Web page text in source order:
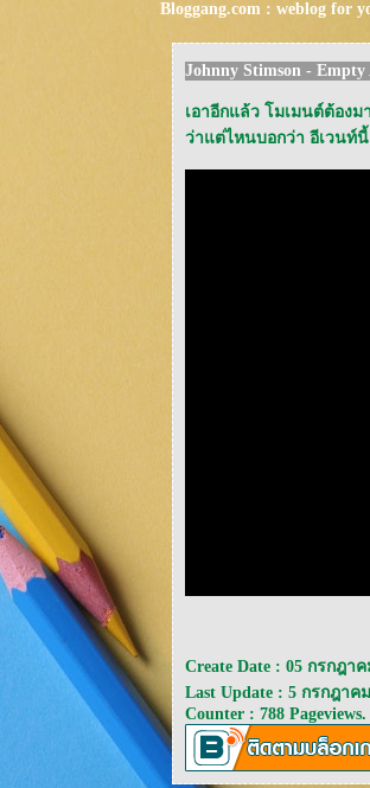
Bloggang.com : weblog for
Johnny Stimson -
เอาอีกแล้ว โมเมนต์ต้องม
ว่าแต่ไหนบอกว่า อีเวนท์นี้
Create Date : 05 กรกฎาค
Last Update : 5 กรกฎาค
Counter : 788 Pageviews.